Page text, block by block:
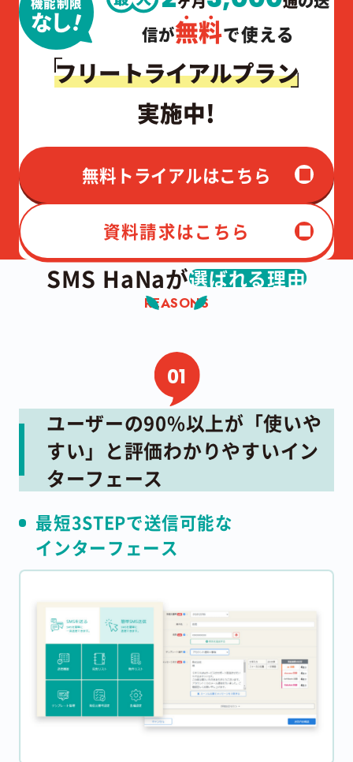
なし！
信が無料で使える
フリートライアルプラン
実施中!
無料トライアルはこちら
資料請求はこちら
SMS HaNaが選ばれる理由
REASONS
ユーザーの90%以上が「使いや
すい」と評価わかりやすいイン
ターフェース
最短3STEPで送信可能な
インターフェース